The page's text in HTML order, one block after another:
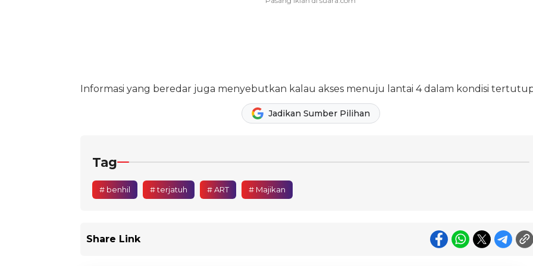
Informasi yang beredar juga menyebutkan kalau akses menuju lantai 4 dalam kondisi
Jadikan Sumber Pilihan
Tag
# benhil # terjatuh # ART # Majikan
Share Link